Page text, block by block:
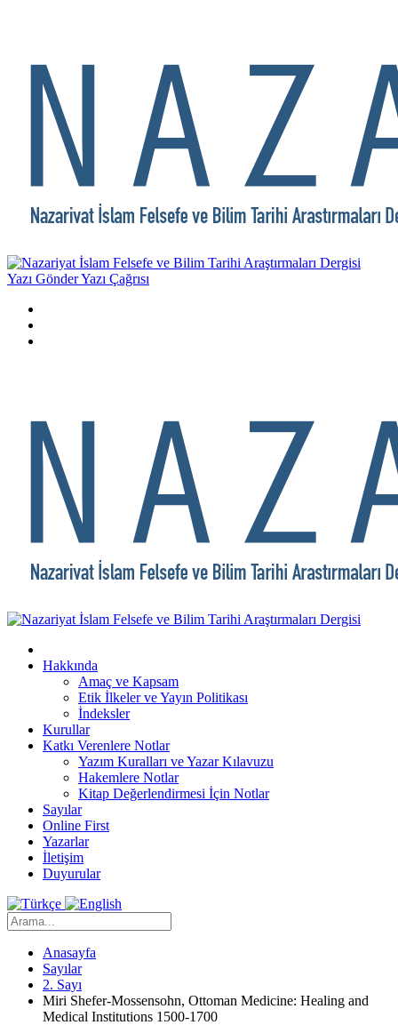
Yazı GönderYazı Çağrısı
Hakkında
Amaç ve Kapsam
Etik İlkeler ve Yayın Politikası
İndeksler
Kurullar
Katkı Verenlere Notlar
Yazım Kuralları ve Yazar Kılavuzu
Hakemlere Notlar
Kitap Değerlendirmesi İçin Notlar
Sayılar
Online First
Yazarlar
İletişim
Duyurular
Anasayfa
Sayılar
2. Sayı
Miri Shefer-Mossensohn, Ottoman Medicine: Healing and
Medical Institutions 1500-1700